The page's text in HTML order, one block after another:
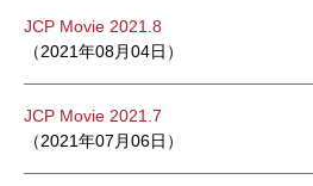
JCP Movie 2021.8
（2021年08月04日）
JCP Movie 2021.7
（2021年07月06日）